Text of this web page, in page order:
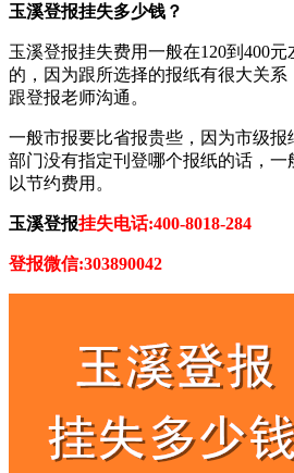
玉溪登报挂失多少钱？
玉溪登报挂失费用一般在120到400
的，因为跟所选择的报纸有很大关
跟登报老师沟通。
一般市报要比省报贵些，因为市级
部门没有指定刊登哪个报纸的话，
以节约费用。
玉溪登报挂失电话:400-8018-284
登报微信:303890042